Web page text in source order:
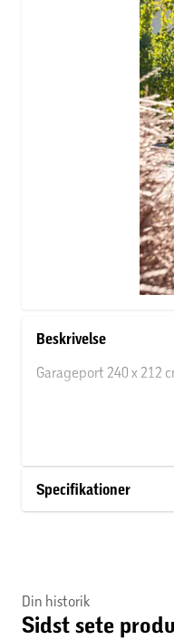
Beskrivelse
Garageport 240 x 212
fremstillet i robuste
boliger.
Porten er opbygget af
Den medfølgende
vejen rundt samt
Specifikationer
Din historik
Sidst sete